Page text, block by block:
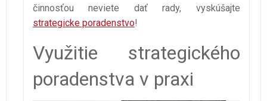
činnosťou neviete dať rady, vyskúšajte
strategicke poradenstvo!
Využitie strategického
poradenstva v praxi